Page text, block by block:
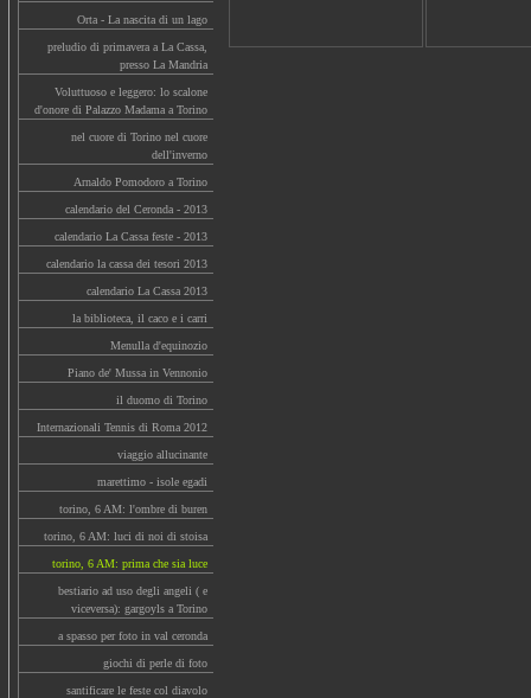
Orta - La nascita di un lago
preludio di primavera a La Cassa,
presso La Mandria
Voluttuoso e leggero: lo scalone
d'onore di Palazzo Madama a Torino
nel cuore di Torino nel cuore
dell'inverno
Arnaldo Pomodoro a Torino
calendario del Ceronda - 2013
calendario La Cassa feste - 2013
calendario la cassa dei tesori 2013
calendario La Cassa 2013
la biblioteca, il caco e i carri
Menulla d'equinozio
Piano de' Mussa in Vennonio
il duomo di Torino
Internazionali Tennis di Roma 2012
viaggio allucinante
marettimo - isole egadi
torino, 6 AM: l'ombre di buren
torino, 6 AM: luci di noi di stoisa
torino, 6 AM: prima che sia luce
bestiario ad uso degli angeli ( e
viceversa): gargoyls a Torino
a spasso per foto in val ceronda
giochi di perle di foto
santificare le feste col diavolo